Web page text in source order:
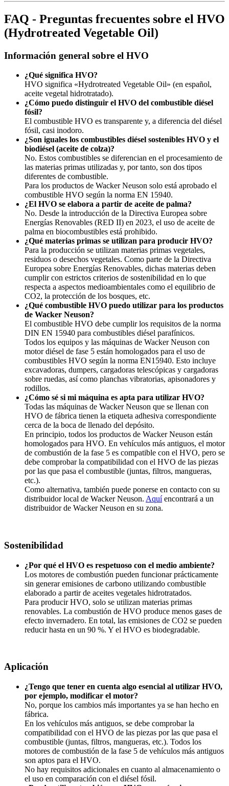
FAQ - Preguntas frecuentes sobre el HVO
(Hydrotreated Vegetable Oil)
Información general sobre el HVO
¿Qué significa HVO?
HVO significa «Hydrotreated Vegetable Oil» (en español,
aceite vegetal hidrotratado).
¿Cómo puedo distinguir el HVO del combustible diésel
fósil?
El combustible HVO es transparente y, a diferencia del diésel
fósil, casi inodoro.
¿Son iguales los combustibles diésel sostenibles HVO y el
biodiésel (aceite de colza)?
No. Estos combustibles se diferencian en el procesamiento de
las materias primas utilizadas y, por tanto, son dos tipos
diferentes de combustible.
Para los productos de Wacker Neuson solo está aprobado el
combustible HVO según la norma EN 15940.
¿El HVO se elabora a partir de aceite de palma?
No. Desde la introducción de la Directiva Europea sobre
Energías Renovables (RED II) en 2023, el uso de aceite de
palma en biocombustibles está prohibido.
¿Qué materias primas se utilizan para producir HVO?
Para la producción se utilizan materias primas vegetales,
residuos o desechos vegetales. Como parte de la Directiva
Europea sobre Energías Renovables, dichas materias deben
cumplir con estrictos criterios de sostenibilidad en lo que
respecta a aspectos medioambientales como el equilibrio de
CO2, la protección de los bosques, etc.
¿Qué combustible HVO puedo utilizar para los productos
de Wacker Neuson?
El combustible HVO debe cumplir los requisitos de la norma
DIN EN 15940 para combustibles diésel parafínicos.
Todos los equipos y las máquinas de Wacker Neuson con
motor diésel de fase 5 están homologados para el uso de
combustibles HVO según la norma EN15940. Esto incluye
excavadoras, dumpers, cargadoras telescópicas y cargadoras
sobre ruedas, así como planchas vibratorias, apisonadores y
rodillos.
¿Cómo sé si mi máquina es apta para utilizar HVO?
Todas las máquinas de Wacker Neuson que se llenan con
HVO de fábrica tienen la etiqueta adhesiva correspondiente
cerca de la boca de llenado del depósito.
En principio, todos los productos de Wacker Neuson están
homologados para HVO. En vehículos más antiguos, el motor
de combustión de la fase 5 es compatible con el HVO, pero se
debe comprobar la compatibilidad con el HVO de las piezas
por las que pasa el combustible (juntas, filtros, mangueras,
etc.).
Como alternativa, también puede ponerse en contacto con su
distribuidor local de Wacker Neuson. Aquíencontrará a un
distribuidor de Wacker Neuson en su zona.
Sostenibilidad
¿Por qué el HVO es respetuoso con el medio ambiente?
Los motores de combustión pueden funcionar prácticamente
sin generar emisiones de carbono utilizando combustible
elaborado a partir de aceites vegetales hidrotratados.
Para producir HVO, solo se utilizan materias primas
renovables. La combustión de HVO produce menos gases de
efecto invernadero. En total, las emisiones de CO2 se pueden
reducir hasta en un 90 %. Y el HVO es biodegradable.
Aplicación
¿Tengo que tener en cuenta algo esencial al utilizar HVO,
por ejemplo, modificar el motor?
No, porque los cambios más importantes ya se han hecho en
fábrica.
En los vehículos más antiguos, se debe comprobar la
compatibilidad con el HVO de las piezas por las que pasa el
combustible (juntas, filtros, mangueras, etc.). Todos los
motores de combustión de la fase 5 de vehículos más antiguos
son aptos para el HVO.
No hay requisitos adicionales en cuanto al almacenamiento o
el uso en comparación con el diésel fósil.